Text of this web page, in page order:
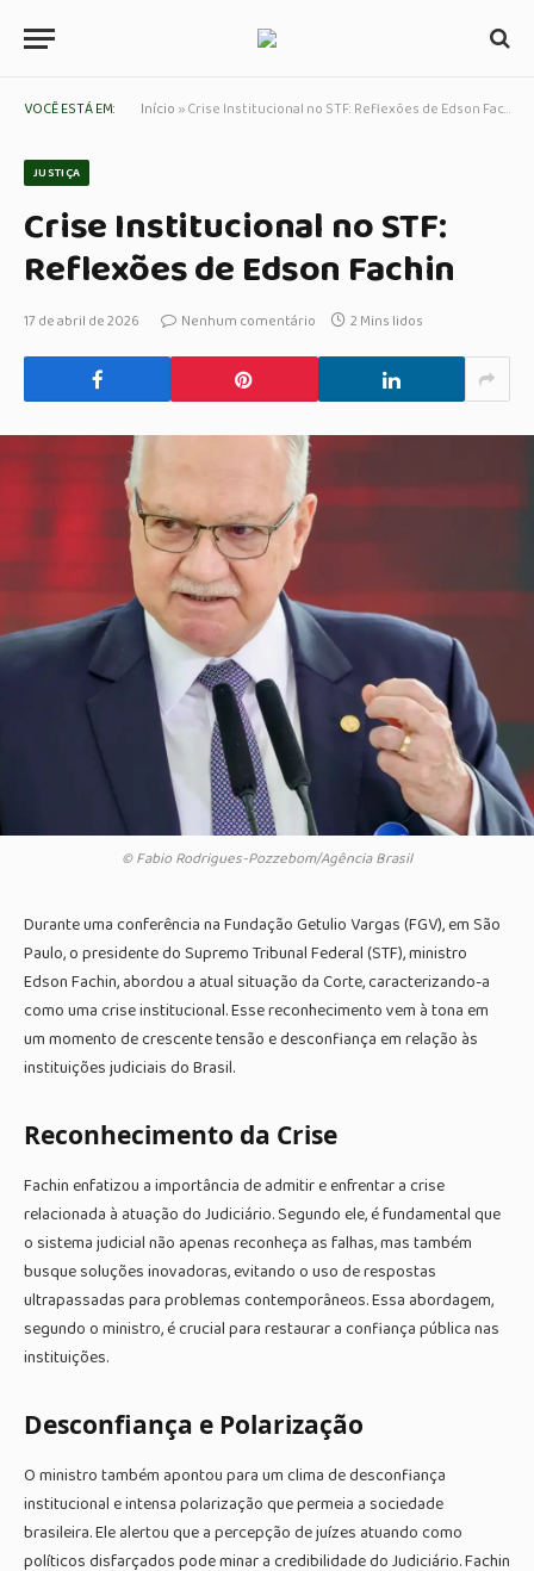
VOCÊ ESTÁ EM: Início »Crise Institucional no STF: Reflexões de Edson Fachin
JUSTIÇA
Crise Institucional no STF:
Reflexões de Edson Fachin
17 de abril de 2026 Nenhum comentário 2 Mins lidos
© Fabio Rodrigues-Pozzebom/Agência Brasil
Durante uma conferência na Fundação Getulio Vargas (FGV), em São
Paulo, o presidente do Supremo Tribunal Federal (STF), ministro
Edson Fachin, abordou a atual situação da Corte, caracterizando-a
como uma crise institucional. Esse reconhecimento vem à tona em
um momento de crescente tensão e desconfiança em relação às
instituições judiciais do Brasil.
Reconhecimento da Crise
Fachin enfatizou a importância de admitir e enfrentar a crise
relacionada à atuação do Judiciário. Segundo ele, é fundamental que
o sistema judicial não apenas reconheça as falhas, mas também
busque soluções inovadoras, evitando o uso de respostas
ultrapassadas para problemas contemporâneos. Essa abordagem,
segundo o ministro, é crucial para restaurar a confiança pública nas
instituições.
Desconfiança e Polarização
O ministro também apontou para um clima de desconfiança
institucional e intensa polarização que permeia a sociedade
brasileira. Ele alertou que a percepção de juízes atuando como
políticos disfarçados pode minar a credibilidade do Judiciário. Fachin